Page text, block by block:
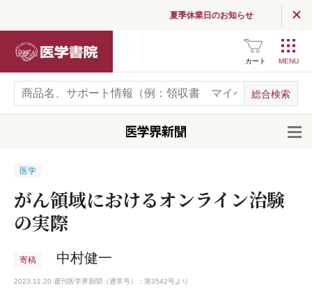
夏季休業日のお知らせ
カート
医学
がん領域におけるオンライン治験
の実際
寄稿 中村健一
2023.11.20 週刊医学界新聞（通常号）：第3542号より